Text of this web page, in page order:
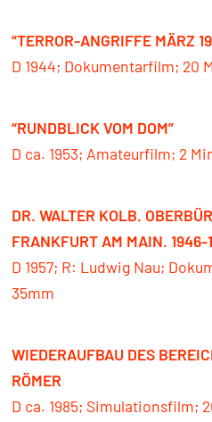
“TERROR-ANGRIFFE MÄRZ
D 1944; Dokumentarfilm; 20
“RUNDBLICK VOM DOM”
D ca. 1953; Amateurfilm; 2
DR. WALTER KOLB.
FRANKFURT AM MAIN. 1946-
D 1957; R: Ludwig Nau;
35mm
WIEDERAUFBAU DES
RÖMER
D ca. 1985; Simulationsfilm;